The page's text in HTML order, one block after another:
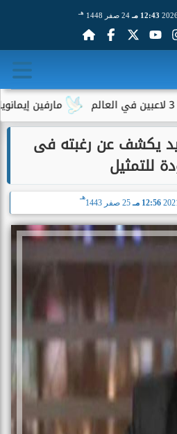
12:43 مـ 24 صفر 1448 هـ
مارفين إيمانويل..
يكشف عن رغبته فى
للتمثيل
12:56 مـ 25 صفر 1443
هـ